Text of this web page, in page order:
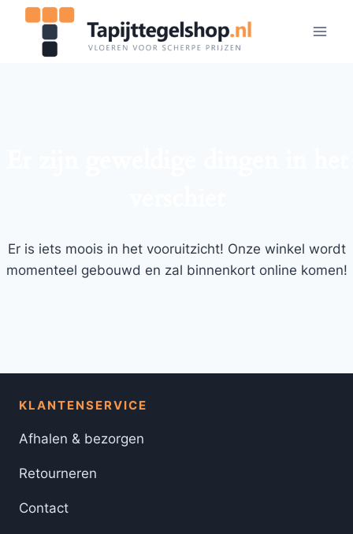
Doorgaan
inhoud
Er is iets moois in het vooruitzicht! Onze winkel wordt
momenteel gebouwd en zal binnenkort online komen!
KLANTENSERVICE
Afhalen & bezorgen
Retourneren
Contact